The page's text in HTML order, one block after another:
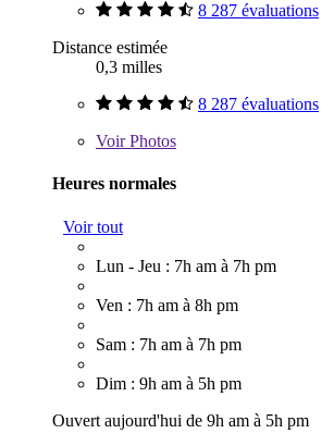
8 287 évaluations
Distance estimée
0,3 milles
8 287 évaluations
VoirPhotos
Heures normales
Voir tout
Lun - Jeu : 7h am à 7h pm
Ven : 7h am à 8h pm
Sam : 7h am à 7h pm
Dim : 9h am à 5h pm
Ouvert aujourd'hui de 9h am à 5h pm